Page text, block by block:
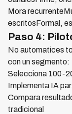
Mora
escritosFormal,
Paso 4:
No automatices
con un segmento:
Selecciona 100-
Implementa IA
Compara
tradicional